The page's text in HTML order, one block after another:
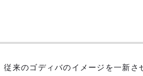
来のゴディバのイメージを一新さ